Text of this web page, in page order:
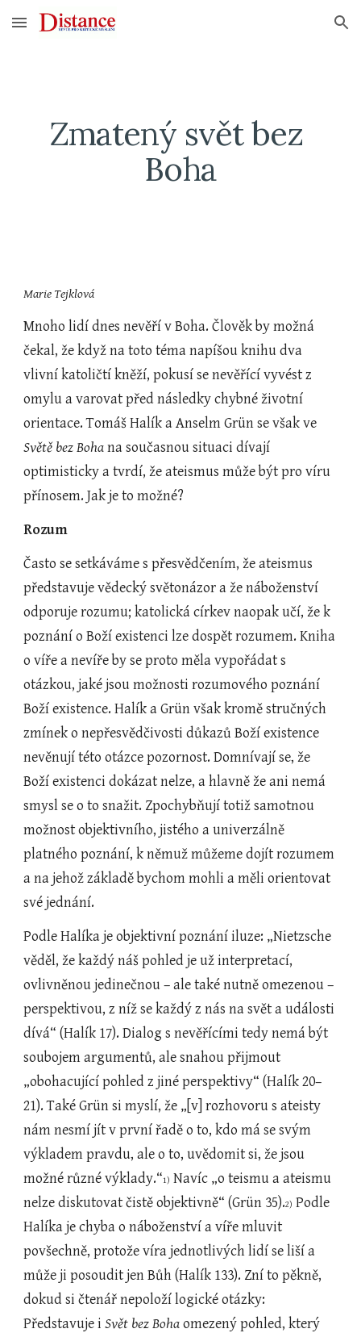
Skip to main content Skip to navigation
Zmatený svět bez
Boha
Marie Tejklová
Mnoho lidí dnes nevěří v Boha. Člověk by možná
čekal, že když na toto téma napíšou knihu dva
vlivní katoličtí kněží, pokusí se nevěřící vyvést z
omylu a varovat před následky chybné životní
Světě bez Boha na současnou situaci dívají
optimisticky a tvrdí, že ateismus může být pro víru
přínosem. Jak je to možné?
Rozum
Často se setkáváme s přesvědčením, že ateismus
představuje vědecký světonázor a že náboženství
odporuje rozumu; katolická církev naopak učí, že k
poznání o Boží existenci lze dospět rozumem. Kniha
o víře a nevíře by se proto měla vypořádat s
otázkou, jaké jsou možnosti rozumového poznání
Boží existence. Halík a Grün však kromě stručných
zmínek o nepřesvědčivosti důkazů Boží existence
nevěnují této otázce pozornost. Domnívají se, že
Boží existenci dokázat nelze, a hlavně že ani nemá
smysl se o to snažit. Zpochybňují totiž samotnou
možnost objektivního, jistého a univerzálně
platného poznání, k němuž můžeme dojít rozumem
a na jehož základě bychom mohli a měli orientovat
své jednání.
Podle Halíka je objektivní poznání iluze: „Nietzsche
věděl, že každý náš pohled je už interpretací,
ovlivněnou jedinečnou – ale také nutně omezenou –
perspektivou, z níž se každý z nás na svět a události
dívá“ (Halík 17). Dialog s nevěřícími tedy nemá být
soubojem argumentů, ale snahou přijmout
„obohacující pohled z jiné perspektivy“ (Halík 20–
21). Také Grün si myslí, že „[v] rozhovoru s ateisty
nám nesmí jít v první řadě o to, kdo má se svým
výkladem pravdu, ale o to, uvědomit si, že jsou
možné různé výklady.“1) Navíc „o teismu a ateismu
nelze diskutovat čistě objektivně“ (Grün 35).2) Podle
Halíka je chyba o náboženství a víře mluvit
povšechně, protože víra jednotlivých lidí se liší a
může ji posoudit jen Bůh (Halík 133). Zní to pěkně,
dokud si čtenář nepoloží logické otázky:
Představuje i Svět bez Boha omezený pohled, který